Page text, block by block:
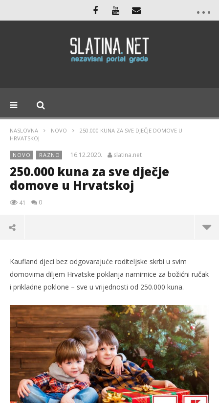
NASLOVNA NOVO
250.000 KUNA ZA SVE DJEČJE DOMOVE U
HRVATSKOJ
NOVO RAZNO 16.12.2020. slatina.net
250.000 kuna za sve dječje
domove u Hrvatskoj
41 0
TRENUTNO OTVORENO
250.000 kuna za sve dječje domove u Hrvatskoj
Kaufland djeci bez odgovarajuće roditeljske skrbi u svim
domovima diljem Hrvatske poklanja namirnice za božićni ručak
i prikladne poklone – sve u vrijednosti od 250.000 kuna.